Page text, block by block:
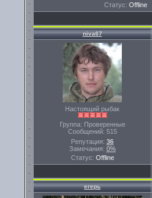
Статус: Offline
niva67
Настоящий рыбак
Группа: Проверенные
Сообщений: 515
Репутация: 36
Замечания: 0%
Статус: Offline
егерь